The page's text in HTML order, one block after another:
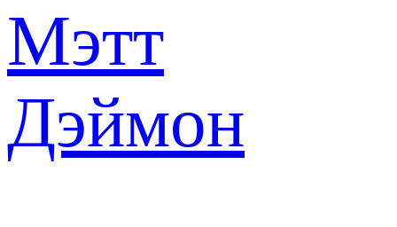
Мэтт
Дэймон